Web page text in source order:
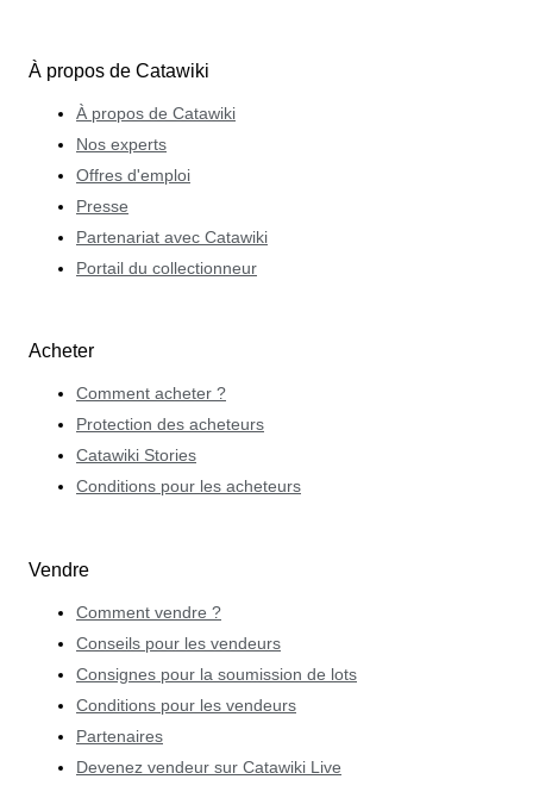
À propos de Catawiki
À propos de Catawiki
Nos experts
Offres d'emploi
Presse
Partenariat avec Catawiki
Portail du collectionneur
Acheter
Comment acheter ?
Protection des acheteurs
Catawiki Stories
Conditions pour les acheteurs
Vendre
Comment vendre ?
Conseils pour les vendeurs
Consignes pour la soumission de lots
Conditions pour les vendeurs
Partenaires
Devenez vendeur sur Catawiki Live